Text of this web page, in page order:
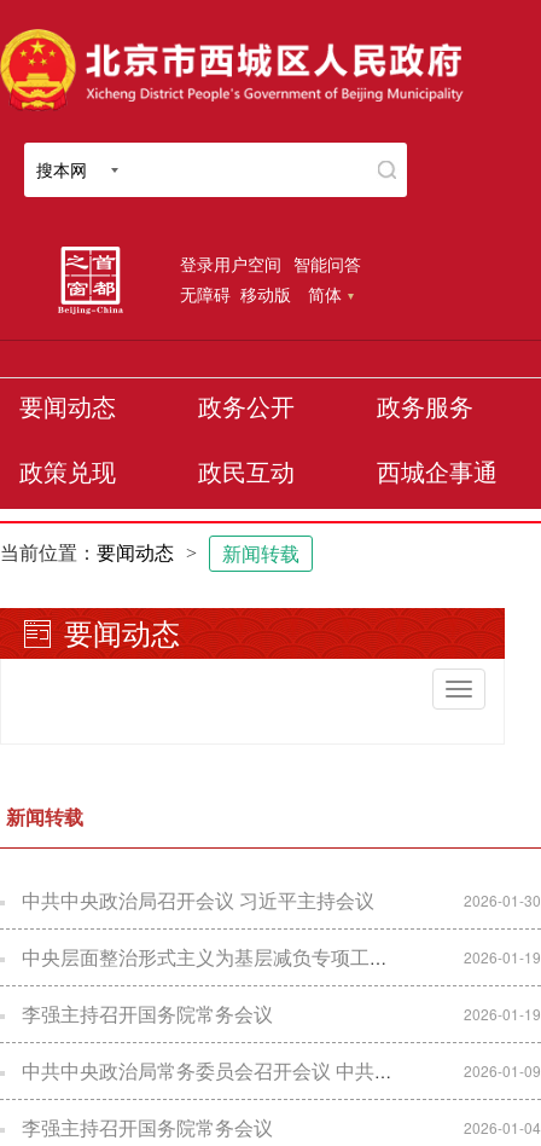
搜本网
登录用户空间 智能问答
无障碍 移动版 简体
要闻动态 政务公开 政务服务
政策兑现 政民互动 西城企事通
当前位置： 要闻动态 > 新闻转载
要闻动态
切
换
新闻转载
中共中央政治局召开会议 习近平主持会议 2026-01-30
中央层面整治形式主义为基层减负专项工作机制办公室 中央纪委办公厅公开通报3起整治形式主义为基层减负典型问题 2026-01-19
李强主持召开国务院常务会议 2026-01-19
中共中央政治局常务委员会召开会议 中共中央总书记习近平主持会议 2026-01-09
李强主持召开国务院常务会议 2026-01-04